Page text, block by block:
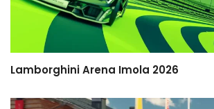
Lamborghini Arena Imola 2026